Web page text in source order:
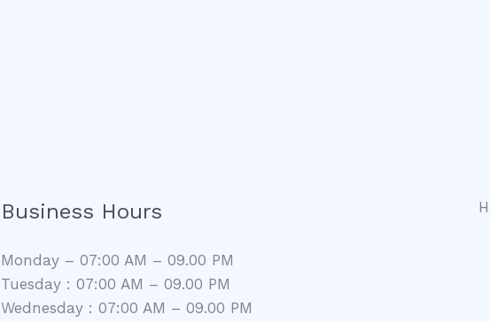
Business Hours
Monday – 07:00 AM – 09.00 PM
Tuesday : 07:00 AM – 09.00 PM
Wednesday : 07:00 AM – 09.00 PM